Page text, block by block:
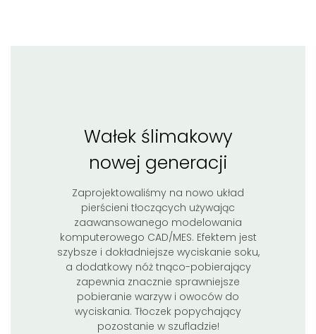
Wałek ślimakowy
nowej generacji
Zaprojektowaliśmy na nowo układ
pierścieni tłoczących używając
zaawansowanego modelowania
komputerowego CAD/MES. Efektem jest
szybsze i dokładniejsze wyciskanie soku,
a dodatkowy nóż tnąco-pobierający
zapewnia znacznie sprawniejsze
pobieranie warzyw i owoców do
wyciskania. Tłoczek popychający
pozostanie w szufladzie!